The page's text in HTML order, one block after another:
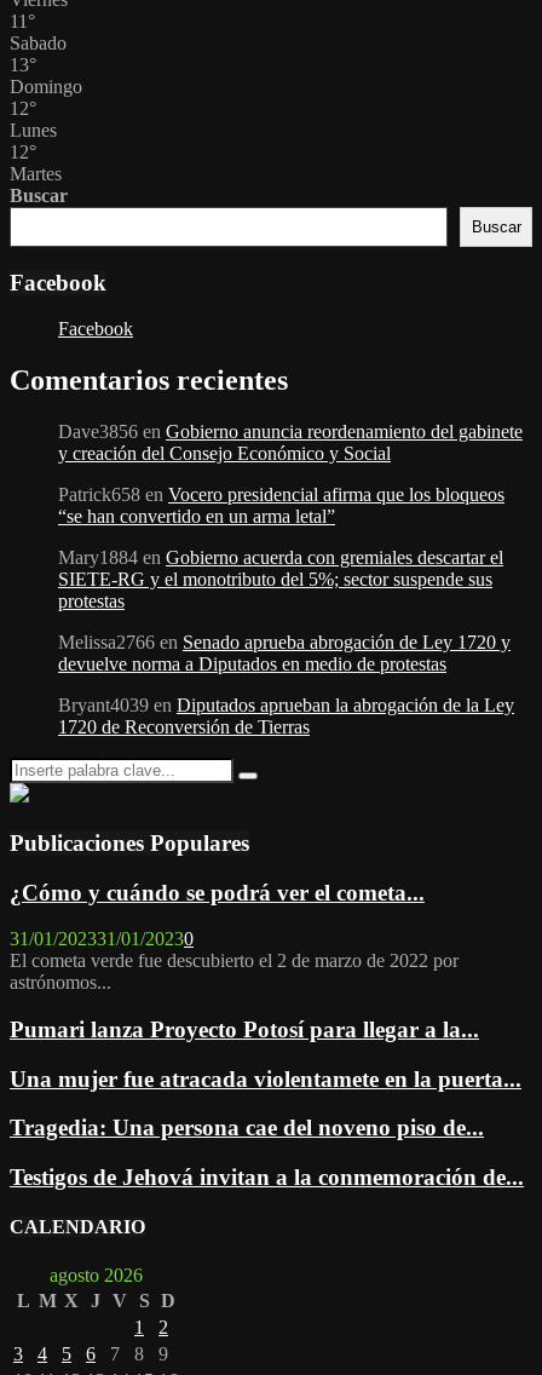
11 °
Sabado
13°
Domingo
12°
Lunes
12°
Martes
Buscar
Buscar
Facebook
Facebook
Comentarios recientes
Dave3856 en Gobierno anuncia reordenamiento del gabinete
y creación del Consejo Económico y Social
Patrick658 en Vocero presidencial afirma que los bloqueos
“se han convertido en un arma letal”
Mary1884 en Gobierno acuerda con gremiales descartar el
SIETE-RG y el monotributo del 5%; sector suspende sus
protestas
Melissa2766 en Senado aprueba abrogación de Ley 1720 y
devuelve norma a Diputados en medio de protestas
Bryant4039 en Diputados aprueban la abrogación de la Ley
1720 de Reconversión de Tierras
Search
for:
Search
Publicaciones Populares
¿Cómo y cuándo se podrá ver el cometa...
31/01/202331/01/20230
El cometa verde fue descubierto el 2 de marzo de 2022 por
astrónomos...
Pumari lanza Proyecto Potosí para llegar a la...
Una mujer fue atracada violentamete en la puerta...
Tragedia: Una persona cae del noveno piso de...
Testigos de Jehová invitan a la conmemoración de...
CALENDARIO
agosto 2026
L M X J V S D
1
2
3
4 5 6 7 8
9